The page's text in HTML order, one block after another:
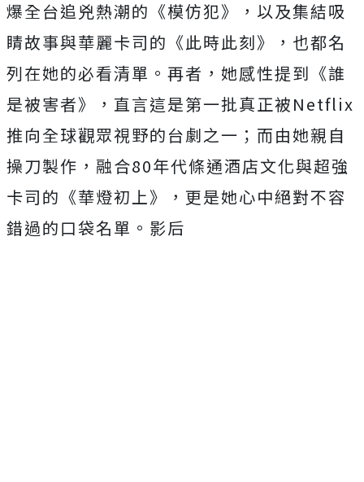
爆全台追兇熱潮的《模仿犯》， 以及集結吸
睛故事與華麗卡司的《此時此刻》， 也都名
列在她的必看清單。再者，她感性提到《誰
是被害者》， 直言這是第一批真正被Netflix
推向全球觀眾視野的台劇之一 ；而由她親自
操刀製作，融合80年代條通酒店文化與超強
卡司的《華燈初上》，更是她心中絕對不容
錯過的口袋名單。影后